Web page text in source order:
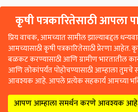
कृषी पत्रकारितेसाठी आपला
प्रिय वाचक, आमच्यात सामील झाल्याबद्दल
आमच्यासाठी कृषी पत्रकारितेसाठी प्रेरणा आहेत.
बळकट करण्यासाठी आणि ग्रामीण भारतातील
आणि लोकांपर्यंत पोहोचण्यासाठी आम्हाला तुमचे
आवश्यक आहे. आपले प्रत्येक सहकार्य आमच्या
आपण आम्हाला समर्थन करणे आवश्यक